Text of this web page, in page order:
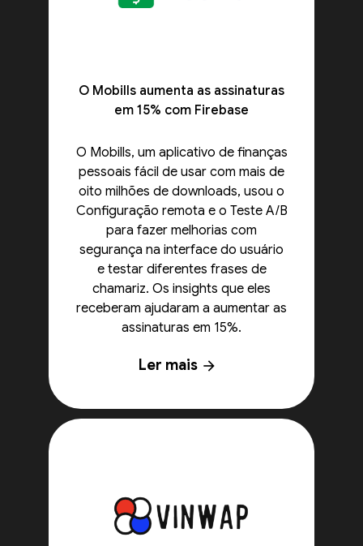
O Mobills aumenta as assinaturas
em 15% com Firebase
O Mobills, um aplicativo de finanças
pessoais fácil de usar com mais de
oito milhões de downloads, usou o
Configuração remota e o Teste A/B
para fazer melhorias com
segurança na interface do usuário
e testar diferentes frases de
chamariz. Os insights que eles
receberam ajudaram a aumentar as
assinaturas em 15%.
Ler mais arrow_forward